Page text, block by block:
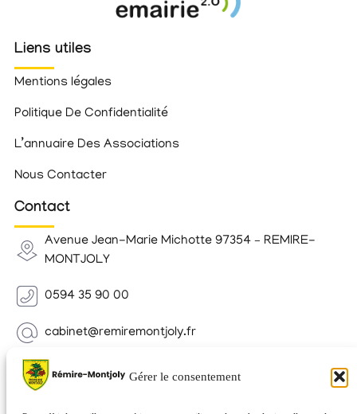
Gérer le consentement
Liens utiles
Mentions légales
Politique De Confidentialité
L’annuaire Des Associations
Nous Contacter
Contact
Avenue Jean-Marie Michotte 97354 – REMIRE-
MONTJOLY
0594 35 90 00
cabinet@remiremontjoly.fr
Newsletter